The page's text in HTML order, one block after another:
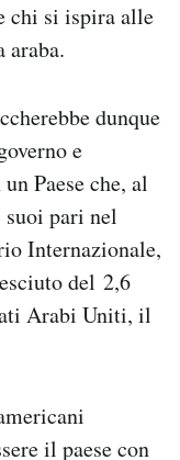
chi si ispira alle
araba.
dunque
e
Paese che, al
suoi pari nel
Internazionale,
del 2,6
Arabi Uniti, il
il paese con